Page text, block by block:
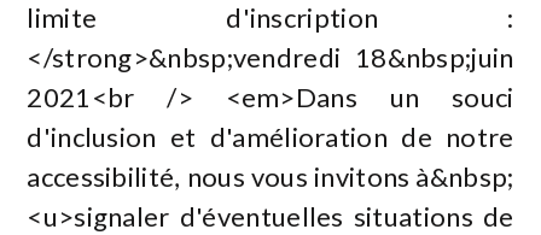
limite d'inscription :
</strong>&nbsp;vendredi 18&nbsp;juin
2021<br /> <em>Dans un souci
d'inclusion et d'amélioration de notre
accessibilité, nous vous invitons à&nbsp;
<u>signaler d'éventuelles situations de